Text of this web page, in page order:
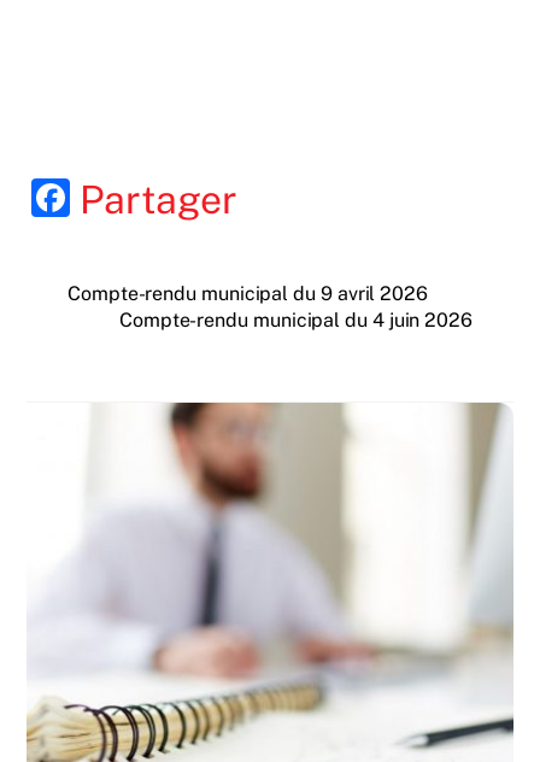
F
c
e
Partager
Compte-rendu municipal du 9 avril 2026
Compte-rendu municipal du 4 juin 2026